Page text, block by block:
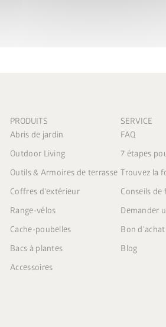
PRODUITS
Abris de jardin
Outdoor Living
Outils & Armoires de terrasse
Coffres d'extérieur
Range-vélos
Cache-poubelles
Bacs à plantes
Accessoires
SERVICE
FAQ
7 étapes
Trouvez la
Conseils
Demander
Bon d'achat
Blog